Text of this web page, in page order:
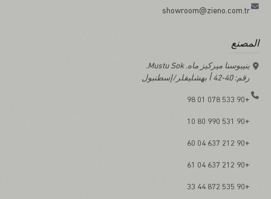
showroom@zieno.com.tr
المصنع
ينيبوسنا ميركيز ماه. Mustu Sok.
رقم: 40-42 أ بهشليفلر/إسطنبول
+90 533 078 01 98
+90 531 990 80 10
+90 212 637 04 60
+90 212 637 04 61
+90 535 872 44 33